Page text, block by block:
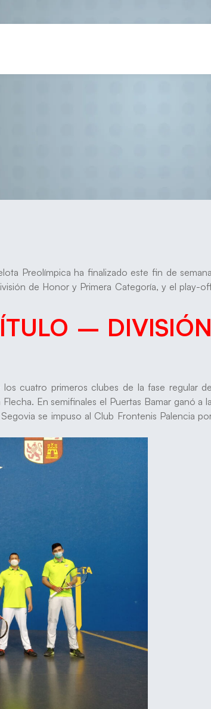
EL CAÑO,
Preolímpica ha finalizado este fin de semana
de Honor y Primera Categoría, y el play-
– DIVISIÓN
cuatro primeros clubes de la fase regular de
En semifinales el Puertas Bamar ganó a la
se impuso al Club Frontenis Palencia